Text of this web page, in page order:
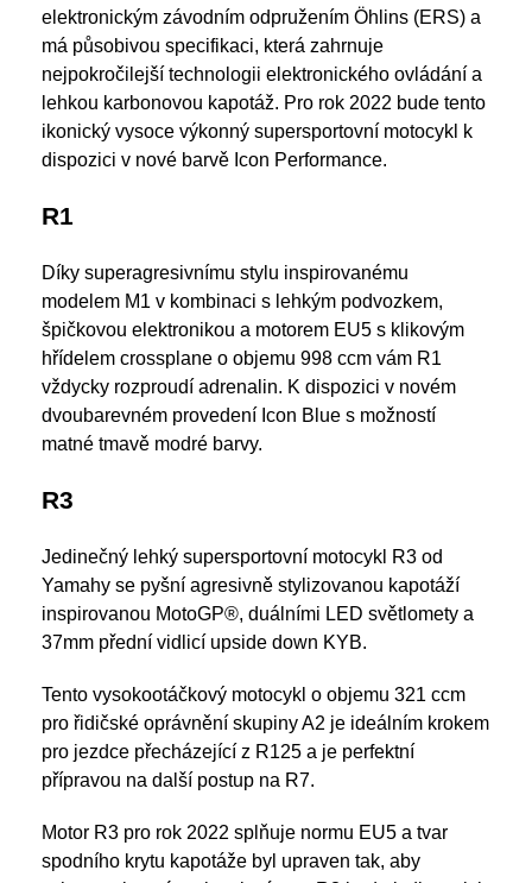
elektronickým závodním odpružením Öhlins (ERS) a
má působivou specifikaci, která zahrnuje
nejpokročilejší technologii elektronického ovládání a
lehkou karbonovou kapotáž. Pro rok 2022 bude tento
ikonický vysoce výkonný supersportovní motocykl k
dispozici v nové barvě Icon Performance.
R1
Díky superagresivnímu stylu inspirovanému
modelem M1 v kombinaci s lehkým podvozkem,
špičkovou elektronikou a motorem EU5 s klikovým
hřídelem crossplane o objemu 998 ccm vám R1
vždycky rozproudí adrenalin. K dispozici v novém
dvoubarevném provedení Icon Blue s možností
matné tmavě modré barvy.
R3
Jedinečný lehký supersportovní motocykl R3 od
Yamahy se pyšní agresivně stylizovanou kapotáží
inspirovanou MotoGP®, duálními LED světlomety a
37mm přední vidlicí upside down KYB.
Tento vysokootáčkový motocykl o objemu 321 ccm
pro řidičské oprávnění skupiny A2 je ideálním krokem
pro jezdce přecházející z R125 a je perfektní
přípravou na další postup na R7.
Motor R3 pro rok 2022 splňuje normu EU5 a tvar
spodního krytu kapotáže byl upraven tak, aby